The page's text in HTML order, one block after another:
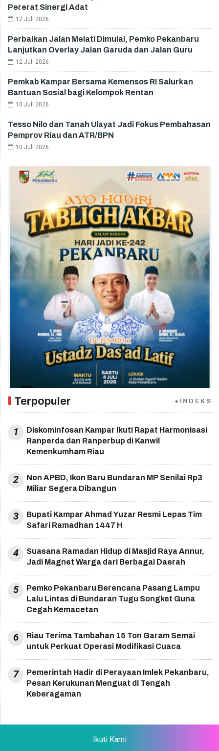
Pererat Sinergi Adat
12 Juli 2026
Perbaikan Jalan Melati Dimulai, Pemko Pekanbaru
Lanjutkan Overlay Jalan Garuda dan Jalan Guru
12 Juli 2026
Pemkab Kampar Bersama Kemensos RI Salurkan
Bantuan Sosial bagi Kelompok Rentan
10 Juli 2026
Tesso Nilo dan Tanah Ulayat Jadi Fokus Pembahasan
Pemprov Riau dan ATR/BPN
10 Juli 2026
Terpopuler +INDEKS
1
Diskominfosan Kampar Ikuti Rapat Harmonisasi
Ranperda dan Ranperbup di Kanwil
Kemenkumham Riau
2
Non APBD, Ikon Baru Bundaran MP Senilai Rp3
Miliar Segera Dibangun
3
Bupati Kampar Ahmad Yuzar Resmi Lepas Tim
Safari Ramadhan 1447 H
4
Suasana Ramadan Hidup di Masjid Raya Annur,
Jadi Magnet Warga dari Berbagai Daerah
5
Pemko Pekanbaru Berencana Pasang Lampu
Lalu Lintas di Bundaran Tugu Songket Guna
Cegah Kemacetan
6
Riau Terima Tambahan 15 Ton Garam Semai
untuk Perkuat Operasi Modifikasi Cuaca
7
Pemerintah Hadir di Perayaan Imlek Pekanbaru,
Pesan Kerukunan Menguat di Tengah
Keberagaman
Ikuti Kami